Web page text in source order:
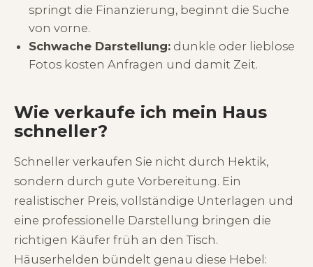
springt die Finanzierung, beginnt die Suche
von vorne.
Schwache Darstellung:dunkle oder lieblose
Fotos kosten Anfragen und damit Zeit.
Wie verkaufe ich mein Haus
schneller?
Schneller verkaufen Sie nicht durch Hektik,
sondern durch gute Vorbereitung. Ein
realistischer Preis, vollständige Unterlagen und
eine professionelle Darstellung bringen die
richtigen Käufer früh an den Tisch.
Häuserhelden bündelt genau diese Hebel: